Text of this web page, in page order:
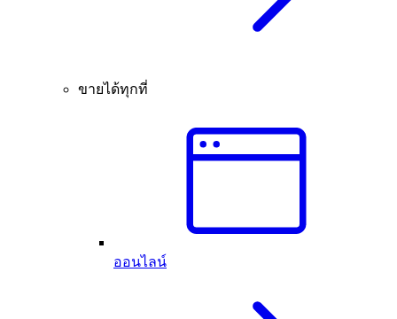
ขายได้ทุกที่
ออนไลน์